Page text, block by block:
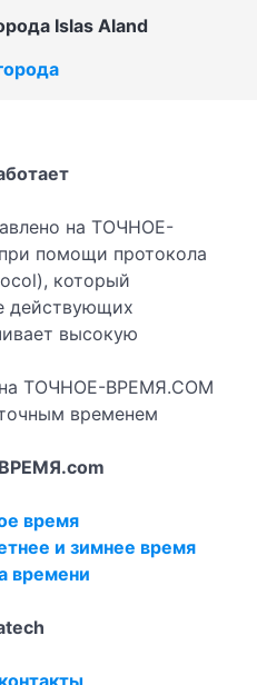
Islas Aland
на ТОЧНОЕ-
помощи протокола
который
действующих
высокую
ТОЧНОЕ-ВРЕМЯ.COM
временем
время
и зимнее время
времени